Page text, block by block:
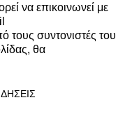
να επικοινωνεί με
τους συντονιστές του
θα